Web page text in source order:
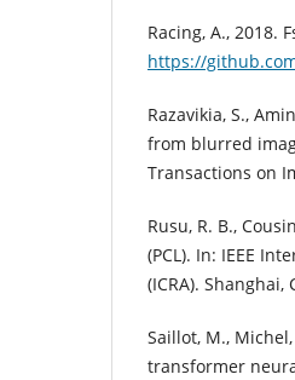
Racing, A., 2018.
https://
Razavikia, S.,
from blurred
Transactions on
Rusu, R. B.,
(PCL). In: IEEE
(ICRA). Shanghai,
Saillot, M.,
transformer